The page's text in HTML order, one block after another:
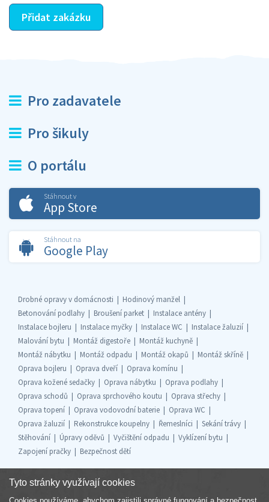
Přidat zakázku
Pro zadavatele
Pro šikuly
O portálu
Stáhnout v
App Store
Stáhnout na
Google Play
Drobné opravy v domácnosti
Hodinový manžel
Betonování podlahy
Broušení parket
Instalace antény
Instalace bojleru
Instalace myčky Instalace WC
Instalace žaluzií
Malování bytu
Montáž digestoře
Montáž kuchyně
Montáž nábytku
Montáž odpadu Montáž okapů
Montáž skříně
Oprava bojleru
Oprava dveří
Oprava komínu
Oprava kožené sedačky
Oprava nábytku
Oprava podlahy
Oprava schodů
Oprava sprchového koutu
Oprava střechy
Oprava topení
Oprava vodovodní baterie
Oprava WC
Oprava žaluzií
Rekonstrukce koupelny Řemeslníci
Sekání trávy
Stěhování
Úpravy oděvů Vyčištění odpadu
Vyklízení bytu
Zapojení pračky
Bezpečnost dětí
Tyto stránky využívají cookies